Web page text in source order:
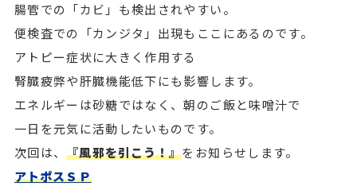
腸管での「カビ」も検出されやすい。
便検査での「カンジタ」出現もここにあるのです。
アトピー症状に大きく作用する
腎臓疲弊や肝臓機能低下にも影響します。
エネルギーは砂糖ではなく、朝のご飯と味噌汁で
一日を元気に活動したいものです。
次回は、『風邪を引こう！』をお知らせします。
アトポスＳＰ